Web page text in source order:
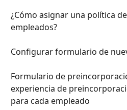
¿Cómo asignar una política
empleados?
Configurar formulario de
Formulario de
experiencia de
para cada empleado